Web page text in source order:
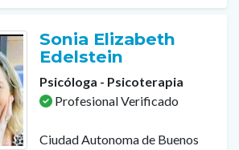
Sonia Elizabeth
Edelstein
Psicóloga - Psicoterapia
Profesional Verificado
Ciudad Autonoma de Buenos